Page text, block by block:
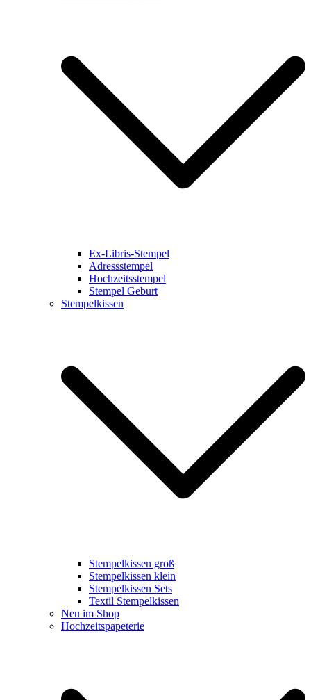
Ex-Libris-Stempel
Adressstempel
Hochzeitsstempel
Stempel Geburt
Stempelkissen
Stempelkissen groß
Stempelkissen klein
Stempelkissen Sets
Textil Stempelkissen
Neu im Shop
Hochzeitspapeterie